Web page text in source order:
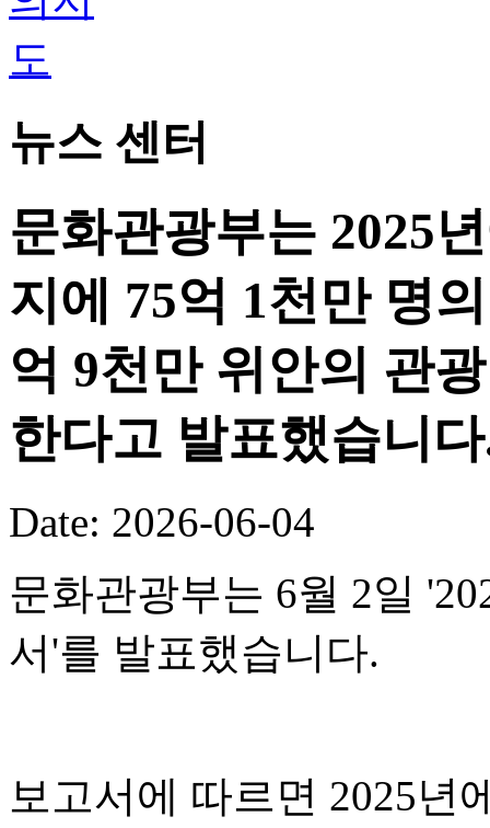
뉴스 센터
문화관광부는 2025
지에 75억 1천만 명
억 9천만 위안의 관
한다고 발표했습니
Date: 2026-06-04
문화관광부는 6월 2일
서'를 발표했습니다.
보고서에 따르면 2025년